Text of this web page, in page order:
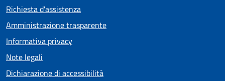
Richiesta d'assistenza
Amministrazione trasparente
Informativa privacy
Note legali
Dichiarazione di accessibilità